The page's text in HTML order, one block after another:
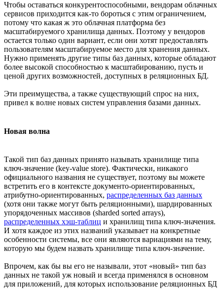
Чтобы оставаться конкурентоспособными, вендорам облачных
сервисов приходится как-то бороться с этим ограничением,
потому что какая ж это облачная платформа без
масштабируемого хранилища данных. Поэтому у вендоров
остается только один вариант, если они хотят предоставлять
пользователям масштабируемое место для хранения данных.
Нужно применять другие типы баз данных, которые обладают
более высокой способностью к масштабированию, пусть и
ценой других возможностей, доступных в реляционных БД.
Эти преимущества, а также существующий спрос на них,
привел к волне новых систем управления базами данных.
Новая волна
Такой тип баз данных принято называть хранилище типа
ключ-значение (key-value store). Фактически, никакого
официального названия не существует, поэтому вы можете
встретить его в контексте документо-ориентированных,
атрибутно-ориентированных, распределенных баз данных
(хотя они также могут быть реляционными), шардированных
упорядоченных массивов (sharded sorted arrays),
распределенных хэш-таблиц и хранилищ типа ключ-значения.
И хотя каждое из этих названий указывает на конкретные
особенности системы, все они являются вариациями на тему,
которую мы будем назвать хранилище типа ключ-значение.
Впрочем, как бы вы его не называли, этот «новый» тип баз
данных не такой уж новый и всегда применялся в основном
для приложений, для которых использование реляционных БД